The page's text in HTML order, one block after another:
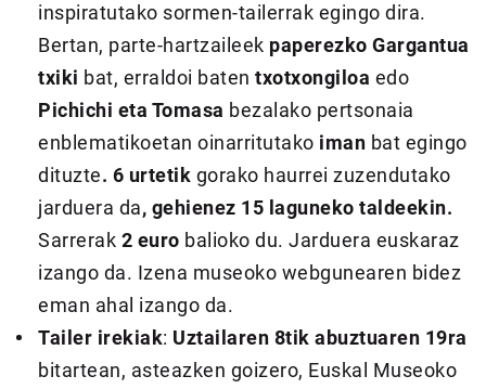
inspiratutako sormen-tailerrak egingo dira.
Bertan, parte-hartzaileek paperezko Gargantua
txiki bat, erraldoi batentxotxongiloa edo
Pichichi eta Tomasa bezalako pertsonaia
enblematikoetan oinarritutako iman bat egingo
dituzte. 6 urtetik gorako haurrei zuzendutako
jarduera da, gehienez 15 laguneko taldeekin.
Sarrerak 2 euro balioko du. Jarduera euskaraz
izango da. Izena museoko webgunearen bidez
eman ahal izango da.
Tailer irekiak: Uztailaren 8tik abuztuaren 19ra
bitartean, asteazken goizero, Euskal Museoko